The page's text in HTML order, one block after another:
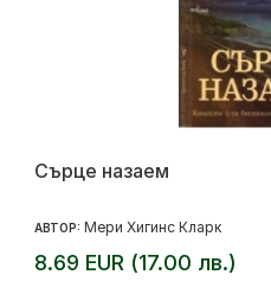
Сърце назаем
АВТОР: Мери Хигинс Кларк
8.69 EUR (17.00 лв.)